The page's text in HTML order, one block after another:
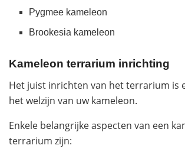
Pygmee kameleon
Brookesia kameleon
Kameleon terrarium inrichting
Het juist inrichten van het terrarium is
het welzijn van uw kameleon.
Enkele belangrijke aspecten van een
terrarium zijn: